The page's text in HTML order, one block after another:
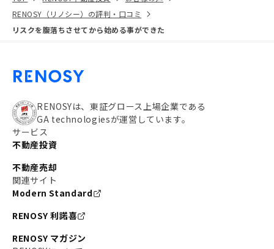
RENOSY（リノシー）の評判・口コミ
リスクを腹落ちさせてから始める事ができた
RENOSYは、東証グロース上場企業である
GA technologiesが運営しています。
サービス
不動産投資
不動産売却
関連サイト
Modern Standard
RENOSY 利諾喜
RENOSY マガジン